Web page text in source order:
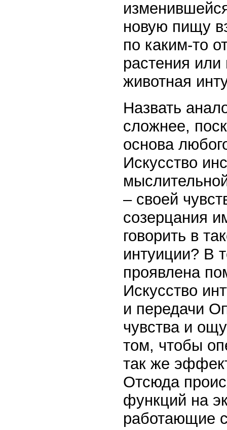
новую пи­щу
по каким-то
растения
животная
Назвать
сложнее,
основа
Искусство
– своей
созерцания
говорить в
интуиции? В
проявлена
Искусство
и передачи
чувства и
том, чтобы
так же
Отсюда
функций на
работающие